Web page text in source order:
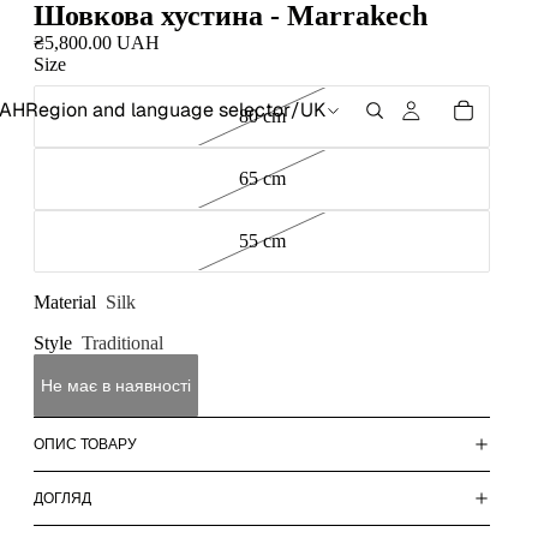
Region and language selector/UK
Шовкова хустина - Marrakech
₴5,800.00 UAH
Size
80 cm
65 cm
55 cm
Material Silk
Style Traditional
Не має в наявності
ОПИС ТОВАРУ
ДОГЛЯД